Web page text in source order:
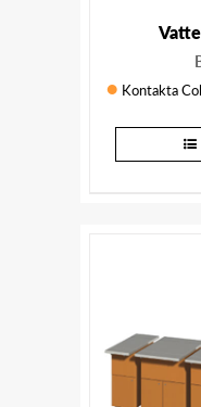
Kontakta